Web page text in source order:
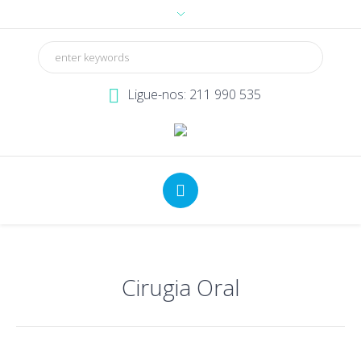
Ligue-nos: 211 990 535
Cirugia Oral